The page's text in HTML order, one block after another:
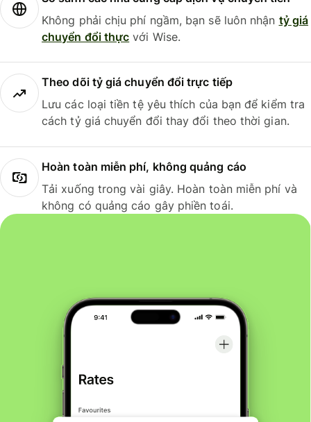
Không phải chịu phí ngầm, bạn sẽ luôn nhận tỷ giá
chuyển đổi thực với Wise.
Theo dõi tỷ giá chuyển đổi trực tiếp
Lưu các loại tiền tệ yêu thích của bạn để kiểm tra
cách tỷ giá chuyển đổi thay đổi theo thời gian.
Hoàn toàn miễn phí, không quảng cáo
Tải xuống trong vài giây. Hoàn toàn miễn phí và
không có quảng cáo gây phiền toái.